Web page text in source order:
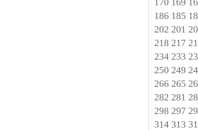
185
186
201
202
217
218
233
234
249
250
265
266
281
282
297
298
313
314